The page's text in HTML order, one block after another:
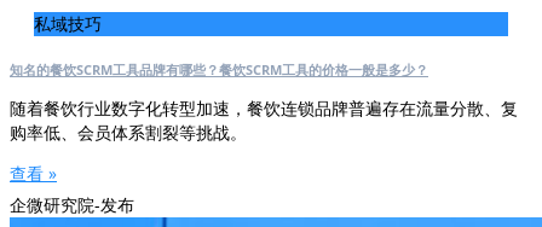
私域技巧
知名的餐饮SCRM工具品牌有哪些？餐饮SCRM工具的价格一般是多少？
随着餐饮行业数字化转型加速，餐饮连锁品牌普遍存在流量分散、复
购率低、会员体系割裂等挑战。
查看 »
企微研究院-发布